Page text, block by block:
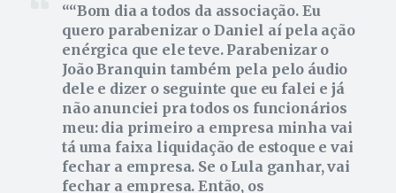
“Bom dia a todos da associação. Eu
quero parabenizar o Daniel aí pela ação
enérgica que ele teve. Parabenizar o
João Branquin também pela pelo áudio
dele e dizer o seguinte que eu falei e já
não anunciei pra todos os funcionários
meu: dia primeiro a empresa minha vai
tá uma faixa liquidação de estoque e vai
fechar a empresa. Se o Lula ganhar, vai
fechar a empresa. Então, os